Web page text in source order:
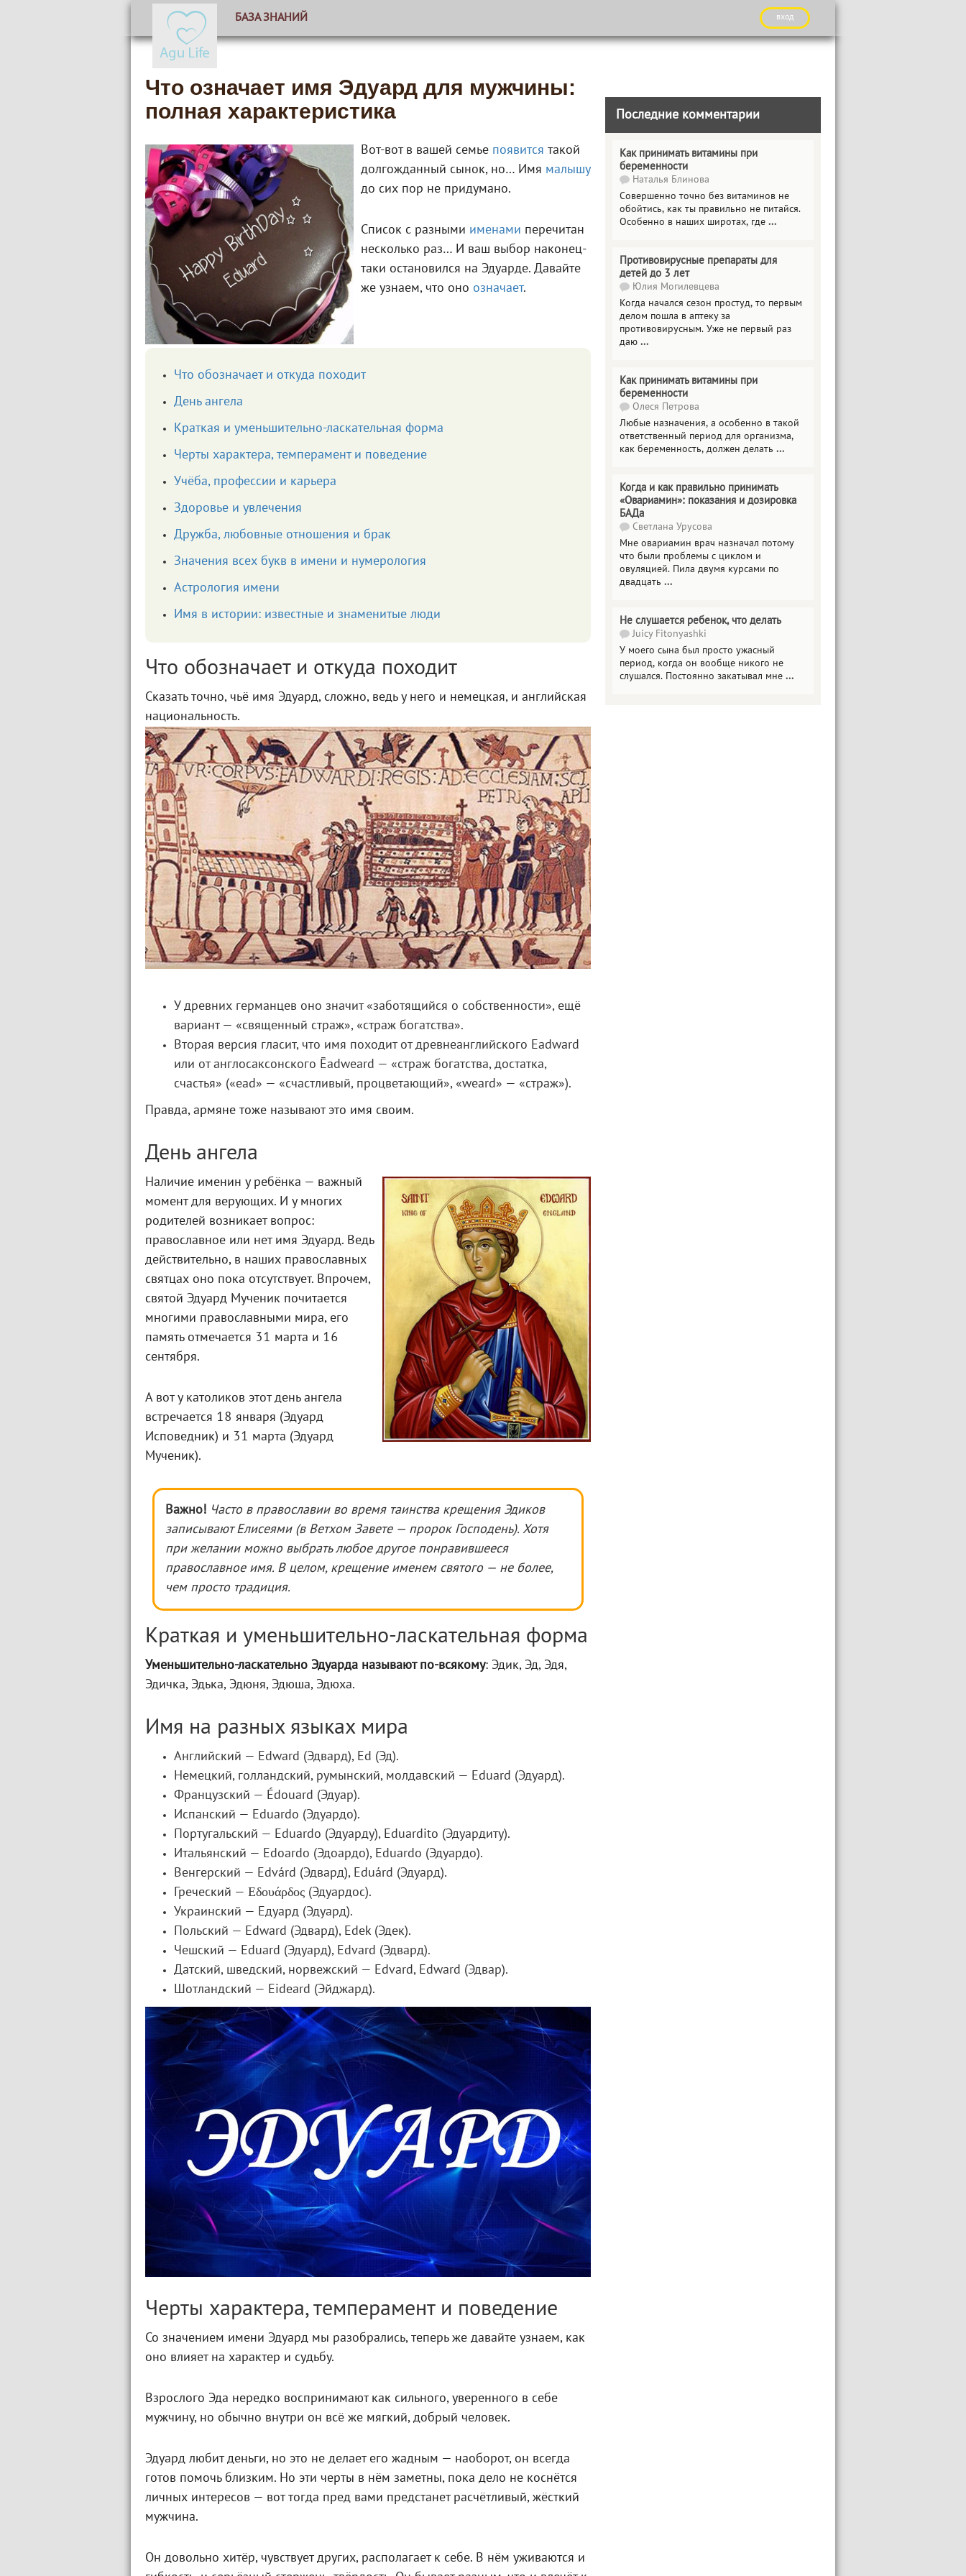
БАЗА ЗНАНИЙ вход
Что означает имя Эдуард для мужчины:
полная характеристика
Вот-вот в вашей семье появится такой
долгожданный сынок, но… Имя малышу
до сих пор не придумано.
Список с разными именами перечитан
несколько раз… И ваш выбор наконец-
таки остановился на Эдуарде. Давайте
же узнаем, что оно означает.
Что обозначает и откуда походит
День ангела
Краткая и уменьшительно-ласкательная форма
Черты характера, темперамент и поведение
Учёба, профессии и карьера
Здоровье и увлечения
Дружба, любовные отношения и брак
Значения всех букв в имени и нумерология
Астрология имени
Имя в истории: известные и знаменитые люди
Что обозначает и откуда походит
Сказать точно, чьё имя Эдуард, сложно, ведь у него и немецкая, и английская
национальность.
У древних германцев оно значит «заботящийся о собственности», ещё
вариант — «священный страж», «страж богатства».
Вторая версия гласит, что имя походит от древнеанглийского Eadward
или от англосаксонского Ēadweard — «страж богатства, достатка,
счастья» («ead» — «счастливый, процветающий», «weard» — «страж»).
Правда, армяне тоже называют это имя своим.
День ангела
Наличие именин у ребёнка — важный
момент для верующих. И у многих
родителей возникает вопрос:
православное или нет имя Эдуард. Ведь
действительно, в наших православных
святцах оно пока отсутствует. Впрочем,
святой Эдуард Мученик почитается
многими православными мира, его
память отмечается 31 марта и 16
сентября.
А вот у католиков этот день ангела
встречается 18 января (Эдуард
Исповедник) и 31 марта (Эдуард
Мученик).
Важно! Часто в православии во время таинства крещения Эдиков
записывают Елисеями (в Ветхом Завете — пророк Господень). Хотя
при желании можно выбрать любое другое понравившееся
православное имя. В целом, крещение именем святого — не более,
чем просто традиция.
Краткая и уменьшительно-ласкательная форма
Уменьшительно-ласкательно Эдуарда называют по-всякому: Эдик, Эд, Эдя,
Эдичка, Эдька, Эдюня, Эдюша, Эдюха.
Имя на разных языках мира
Английский — Edward (Эдвард), Ed (Эд).
Немецкий, голландский, румынский, молдавский — Eduard (Эдуард).
Французский — Édouard (Эдуар).
Испанский — Eduardo (Эдуардо).
Португальский — Eduardo (Эдуарду), Eduardito (Эдуардиту).
Итальянский — Edoardo (Эдоардо), Eduardo (Эдуардо).
Венгерский — Edvárd (Эдвард), Eduárd (Эдуард).
Греческий — Εδουάρδος (Эдуардос).
Украинский — Едуард (Эдуард).
Польский — Edward (Эдвард), Edek (Эдек).
Чешский — Eduard (Эдуард), Edvard (Эдвард).
Датский, шведский, норвежский — Edvard, Edward (Эдвар).
Шотландский — Eideard (Эйджард).
Черты характера, темперамент и поведение
Со значением имени Эдуард мы разобрались, теперь же давайте узнаем, как
оно влияет на характер и судьбу.
Взрослого Эда нередко воспринимают как сильного, уверенного в себе
мужчину, но обычно внутри он всё же мягкий, добрый человек.
Эдуард любит деньги, но это не делает его жадным — наоборот, он всегда
готов помочь близким. Но эти черты в нём заметны, пока дело не коснётся
личных интересов — вот тогда пред вами предстанет расчётливый, жёсткий
мужчина.
Он довольно хитёр, чувствует других, располагает к себе. В нём уживаются и
Последние комментарии
Как принимать витамины при
беременности
Наталья Блинова
Совершенно точно без витаминов не
обойтись, как ты правильно не питайся.
Особенно в наших широтах, где ...
Противовирусные препараты для
детей до 3 лет
Юлия Могилевцева
Когда начался сезон простуд, то первым
делом пошла в аптеку за
противовирусным. Уже не первый раз
даю ...
Как принимать витамины при
беременности
Олеся Петрова
Любые назначения, а особенно в такой
ответственный период для организма,
как беременность, должен делать ...
Когда и как правильно принимать
«Овариамин»: показания и дозировка
БАДа
Светлана Урусова
Мне овариамин врач назначал потому
что были проблемы с циклом и
овуляцией. Пила двумя курсами по
двадцать ...
Не слушается ребенок, что делать
Juicy Fitonyashki
У моего сына был просто ужасный
период, когда он вообще никого не
слушался. Постоянно закатывал мне ...